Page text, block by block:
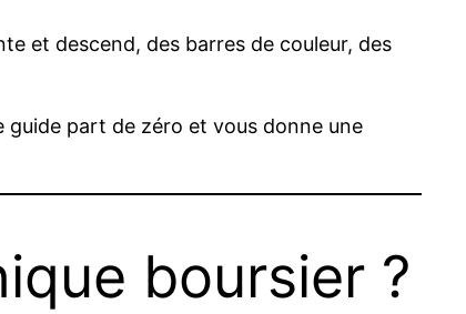
et descend, des barres de couleur, des
guide part de zéro et vous donne une
boursier ?